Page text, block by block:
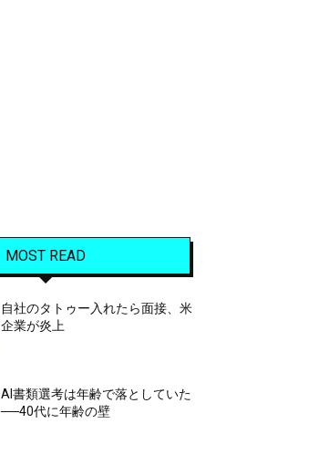
MOST READ
自社のタトゥー入れたら面接、米
企業が炎上
AI書類選考は年齢で落としていた
──40代に年齢の壁